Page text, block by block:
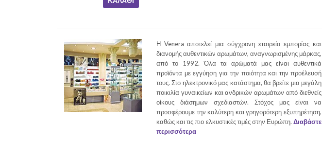
Η Venera αποτελεί μια σύγχρονη εταιρεία εμπορίας και
διανομής αυθεντικών αρωμάτων, αναγνωρισμένης μάρκας,
από το 1992. Όλα τα αρώματά μας είναι αυθεντικά
προϊόντα με εγγύηση για την ποιότητα και την προέλευσή
τους. Στο ηλεκτρονικό μας κατάστημα, θα βρείτε μια μεγάλη
ποικιλία γυναικείων και ανδρικών αρωμάτων από διεθνείς
οίκους διάσημων σχεδιαστών. Στόχος μας είναι να
προσφέρουμε την καλύτερη και γρηγορότερη εξυπηρέτηση,
καθώς και τις πιο ελκυστικές τιμές στην Ευρώπη. Διαβάστε
περισσότερα